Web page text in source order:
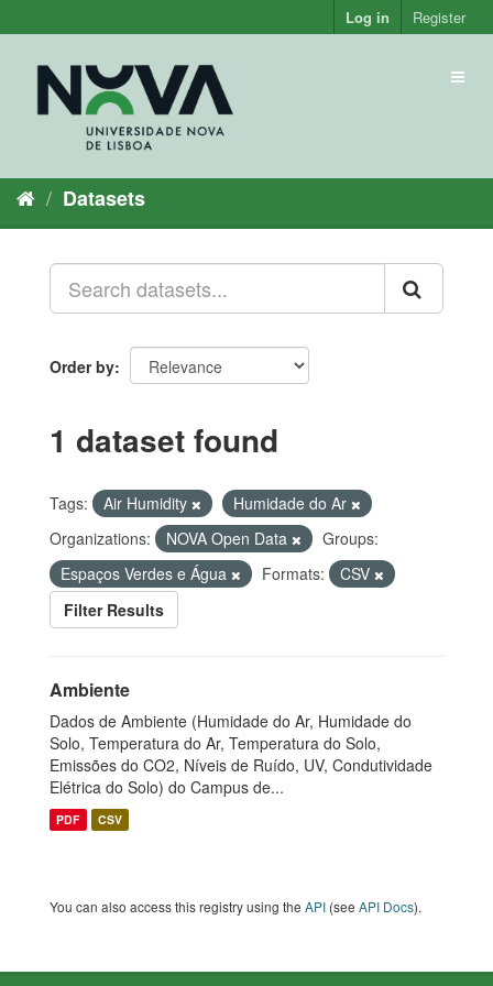
to
Log in Register
Datasets
Order by
1 dataset found
Tags: Air Humidity
Humidade do Ar
Organizations:
NOVA Open Data
Groups:
Espaços Verdes e Água
Formats:
CSV
Filter Results
Ambiente
Dados de Ambiente (Humidade do Ar, Humidade do
Solo, Temperatura do Ar, Temperatura do Solo,
Emissões do CO2, Níveis de Ruído, UV, Condutividade
Elétrica do Solo) do Campus de...
PDF CSV
You can also access this registry using the API (see API Docs).